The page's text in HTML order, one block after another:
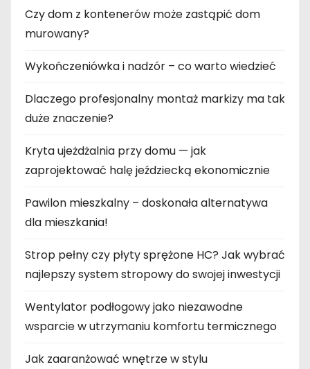
Czy dom z kontenerów może zastąpić dom
murowany?
Wykończeniówka i nadzór – co warto wiedzieć
Dlaczego profesjonalny montaż markizy ma tak
duże znaczenie?
Kryta ujeżdżalnia przy domu — jak
zaprojektować halę jeździecką ekonomicznie
Pawilon mieszkalny – doskonała alternatywa
dla mieszkania!
Strop pełny czy płyty sprężone HC? Jak wybrać
najlepszy system stropowy do swojej inwestycji
Wentylator podłogowy jako niezawodne
wsparcie w utrzymaniu komfortu termicznego
Jak zaaranżować wnętrze w stylu